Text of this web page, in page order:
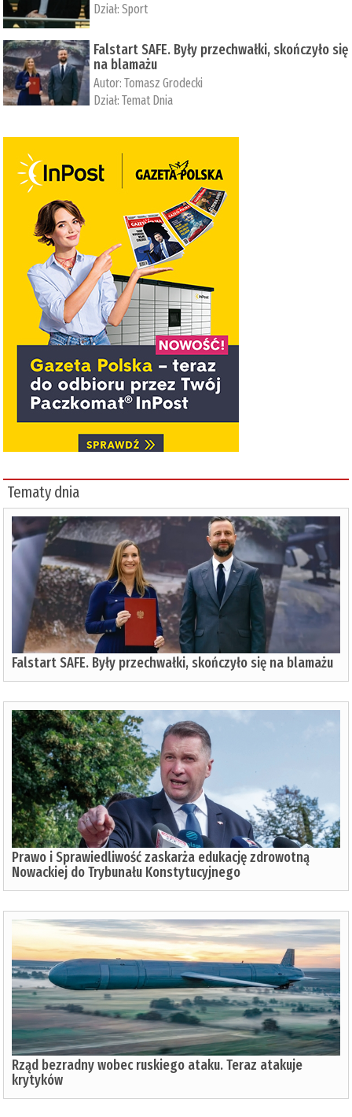
Dział:Sport
Falstart SAFE. Były przechwałki, skończyło się
na blamażu
Autor:Tomasz Grodecki
Dział:Temat Dnia
Tematy dnia
Falstart SAFE. Były przechwałki, skończyło się na blamażu
Prawo i Sprawiedliwość zaskarża edukację zdrowotną
Nowackiej do Trybunału Konstytucyjnego
Rząd bezradny wobec ruskiego ataku. Teraz atakuje
krytyków